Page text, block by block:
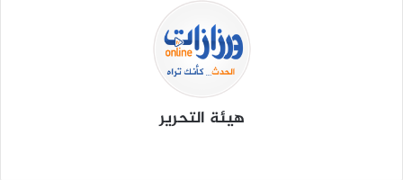
هيئة التحرير